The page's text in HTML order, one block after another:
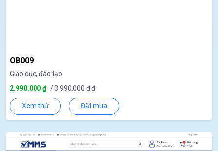
OB009
Giáo dục, đào tạo
2.990.000 ₫ / 3.990.000 đ đ
Xem thử Đặt mua